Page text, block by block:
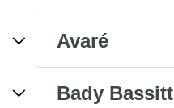
Avaré
Bady Bassitt